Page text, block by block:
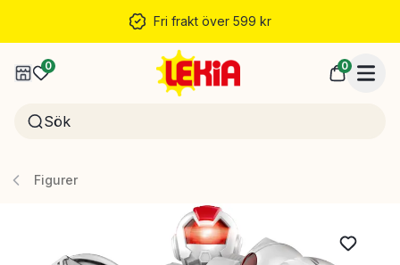
Fri frakt över 599 kr
0 0
Figurer